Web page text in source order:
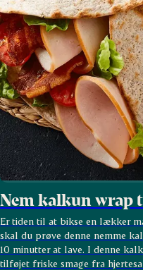
Nem kalkun wrap
Er tiden til at bikse en lækker
skal du prøve denne nemme
10 minutter at lave. I denne
tilføjet friske smage fra